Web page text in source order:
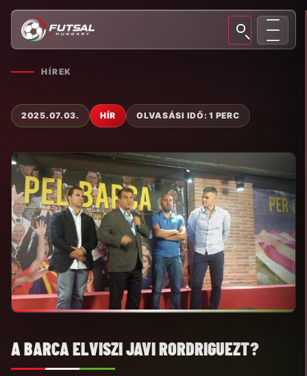
HÍREK
2025.07.03. HÍR OLVASÁSI IDŐ: 1 PERC
A BARCA ELVISZI JAVI RORDRIGUEZT?